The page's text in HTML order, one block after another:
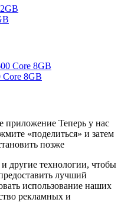
Core 8GB
приложение Теперь у нас
«поделиться» и затем
позже
другие технологии, чтобы
лучший
использование наших
рекламных и